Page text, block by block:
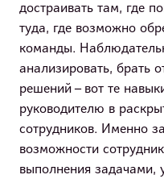
достраивать там, где
туда, где возможно
команды.
анализировать, брать
решений – вот те
руководителю в
сотрудников. Именно
возможности
выполнения задачами,